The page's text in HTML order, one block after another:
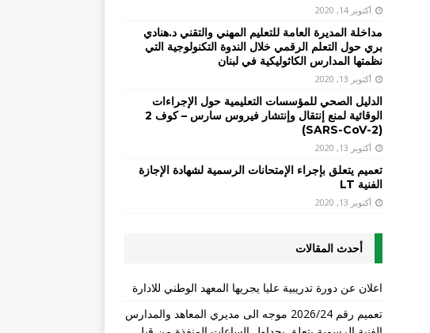
أكتوبر 14, 2020
مداخلة المديرة العامة للتعليم المهني والتقني د.هنادي
بري حول التعلم الرقمي خلال الندوة التكنولوجية التي
نظمتها المدارس الكاثوليكية في لبنان
أكتوبر 13, 2020
الدليل الصحي للمؤسسات التعليمية حول الإجراءات
الوقائية لمنع إنتقال وإنتشار فيروس سارس – كوف 2
(SARS-CoV-2)
أكتوبر 13, 2020
تعميم يتعلق بإجراء الإمتحانات الرسمية لشهادة الإجازة
الفنية LT
أكتوبر 13, 2020
أحدث المقالات
اعلان عن دورة تدريبية عليا يجريها المعهد الوطني للادارة
تعميم رقم 2026/24 موجه الى مديري المعاهد والمدارس